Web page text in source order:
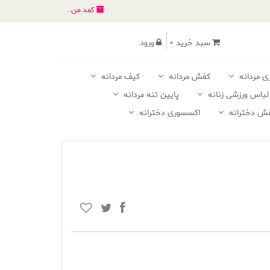
کمد من..
سبد خرید 0 ورود
مردانه کفش مردانه
کیف مردانه
لباس ورزشی زنانه
پایین تنه مردانه
دخترانه اکسسوری دخترانه